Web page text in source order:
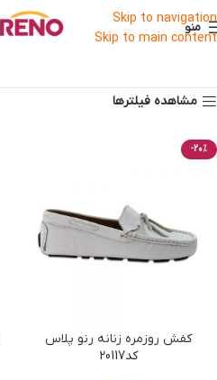
Skip to navigation
Skip to main content
منو
مشاهده فیلترها
-20%
کفش روزمره زنانه رنو پلاس
کد20117